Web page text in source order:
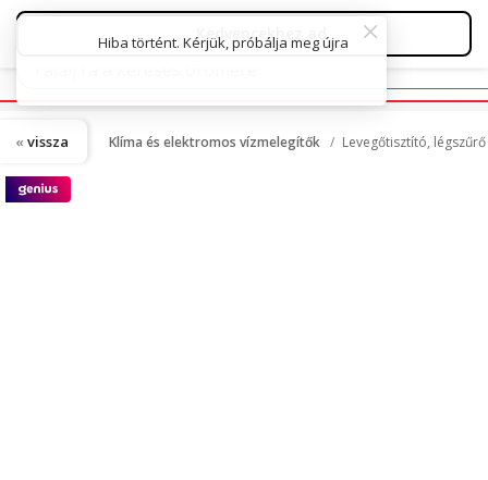
Klíma és elektromos vízmelegítők Levegőtisztító,
vissza